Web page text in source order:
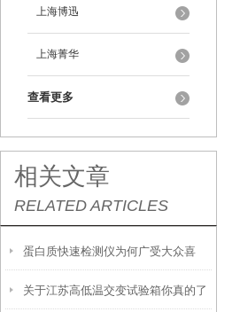
上海博迅
上海菁华
查看更多
相关文章
RELATED ARTICLES
蛋白质快速检测仪为何广受大众喜
爱？
关于江苏高低温交变试验箱你真的了